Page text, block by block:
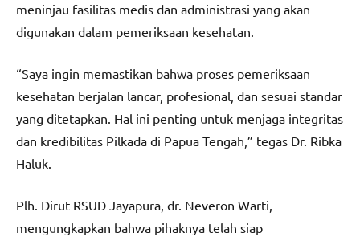
meninjau fasilitas medis dan administrasi yang akan
digunakan dalam pemeriksaan kesehatan.
“Saya ingin memastikan bahwa proses pemeriksaan
kesehatan berjalan lancar, profesional, dan sesuai standar
yang ditetapkan. Hal ini penting untuk menjaga integritas
dan kredibilitas Pilkada di Papua Tengah,” tegas Dr. Ribka
Haluk.
Plh. Dirut RSUD Jayapura, dr. Neveron Warti,
mengungkapkan bahwa pihaknya telah siap